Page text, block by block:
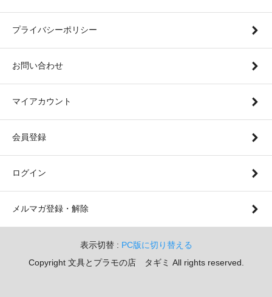
プライバシーポリシー
お問い合わせ
マイアカウント
会員登録
ログイン
メルマガ登録・解除
表示切替 : PC版に切り替える
Copyright 文具とプラモの店 タギミ All rights reserved.